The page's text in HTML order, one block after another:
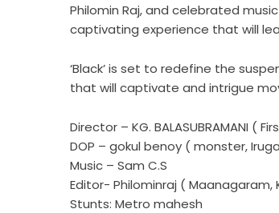
Philomin Raj, and celebrated
captivating experience that will
‘Black’ is set to redefine the
that will captivate and intrigue
Director – KG. BALASUBRAMANI (
DOP – gokul benoy ( monster,
Music – Sam C.S
Editor- Philominraj ( Maanagaram,
Stunts: Metro mahesh